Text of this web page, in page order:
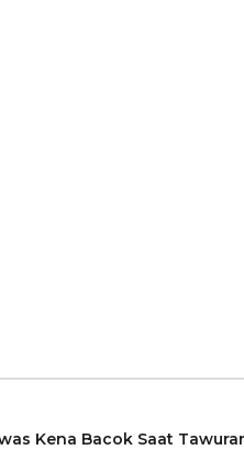
Kena Bacok Saat